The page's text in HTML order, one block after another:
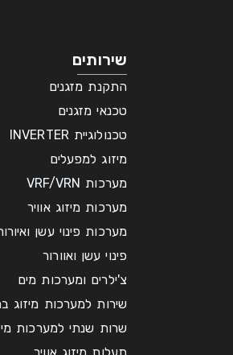
שירותים
התקנת מזגנים
טכנאי מזגנים
טכנולוגיית INVERTER
מיזוג למפעלים
מערכות VRF/VRN
מערכות מיזוג אוויר
מערכות פינוי עשן
פינוי עשן ואוורור
צ'ילרים ומערכות מים
שירות למערכות מיזוג
שרות שנתי למערכות